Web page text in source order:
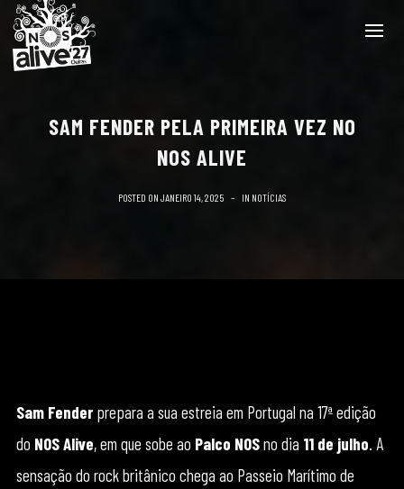
SAM FENDER PELA PRIMEIRA VEZ NO
NOS ALIVE
POSTED ON JANEIRO 14, 2025 IN NOTÍCIAS
Sam Fenderprepara a sua estreia em Portugal na 17ª edição
do NOS Alive, em que sobe ao Palco NOSno dia 11 de julho. A
sensação do rock britânico chega ao Passeio Marítimo de